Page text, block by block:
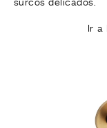
Ir